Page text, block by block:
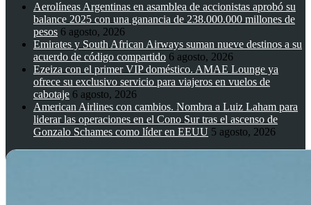
Aerolíneas Argentinas en asamblea de accionistas aprobó su
balance 2025 con una ganancia de 238.000.000 millones de
pesos 6 agosto, 2026
Emirates y South African Airways suman nueve destinos a su
acuerdo de código compartido 6 agosto, 2026
Ezeiza con el primer VIP doméstico. AMAE Lounge ya
ofrece su exclusivo servicio para viajeros en vuelos de
cabotaje 6 agosto, 2026
American Airlines con cambios. Nombra a Luiz Laham para
liderar las operaciones en el Cono Sur tras el ascenso de
Gonzalo Schames como líder en EEUU 5 agosto, 2026